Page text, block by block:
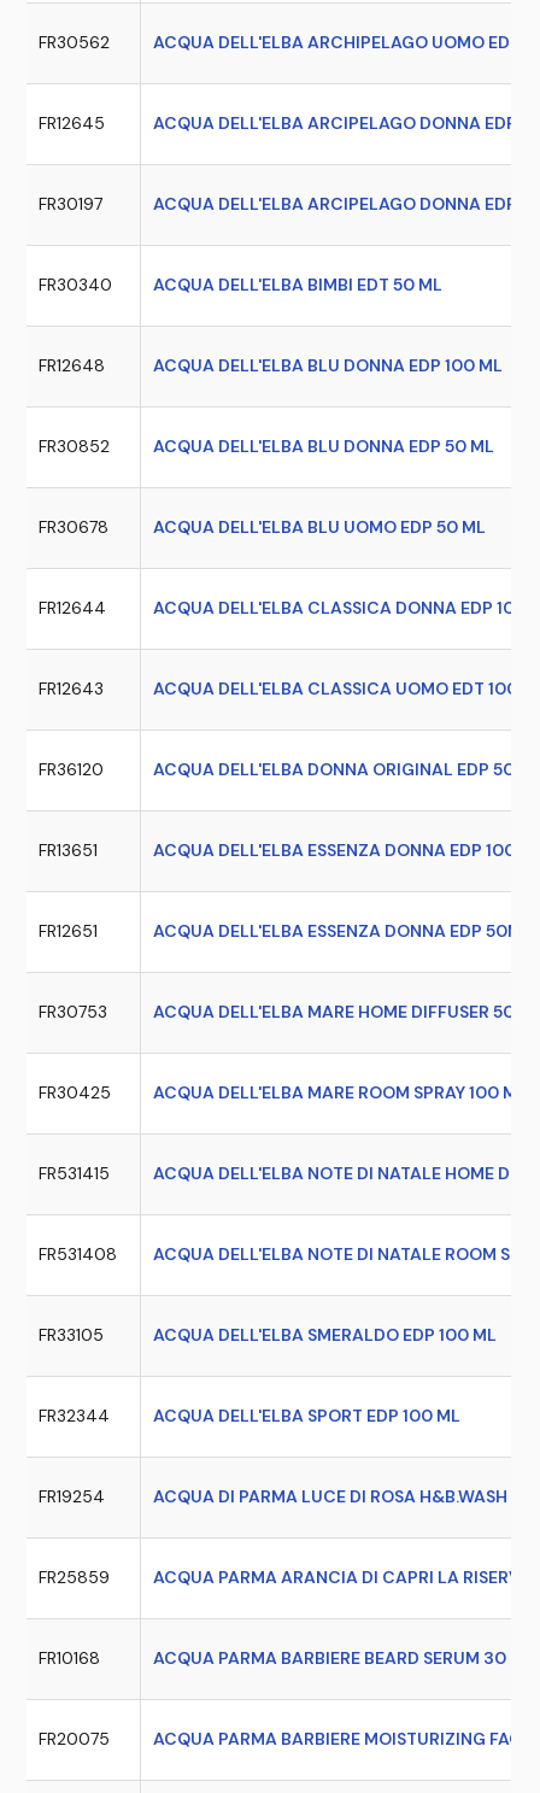
FR30562 ACQUA DELL'ELBA ARCHIPELAGO UOMO EDP
FR12645 ACQUA DELL'ELBA ARCIPELAGO DONNA EDP
FR30197 ACQUA DELL'ELBA ARCIPELAGO DONNA EDP
FR30340 ACQUA DELL'ELBA BIMBI EDT 50 ML
FR12648 ACQUA DELL'ELBA BLU DONNA EDP 100 ML
FR30852 ACQUA DELL'ELBA BLU DONNA EDP 50 ML
FR30678 ACQUA DELL'ELBA BLU UOMO EDP 50 ML
FR12644 ACQUA DELL'ELBA CLASSICA DONNA EDP 100
FR12643 ACQUA DELL'ELBA CLASSICA UOMO EDT 100
FR36120 ACQUA DELL'ELBA DONNA ORIGINAL EDP 50
FR13651 ACQUA DELL'ELBA ESSENZA DONNA EDP 100
FR12651 ACQUA DELL'ELBA ESSENZA DONNA EDP 50ML
FR30753 ACQUA DELL'ELBA MARE HOME DIFFUSER 500
FR30425 ACQUA DELL'ELBA MARE ROOM SPRAY 100 ML
FR531415 ACQUA DELL'ELBA NOTE DI NATALE HOME
FR531408 ACQUA DELL'ELBA NOTE DI NATALE ROOM
FR33105 ACQUA DELL'ELBA SMERALDO EDP 100 ML
FR32344 ACQUA DELL'ELBA SPORT EDP 100 ML
FR19254 ACQUA DI PARMA LUCE DI ROSA H&B.WASH
FR25859 ACQUA PARMA ARANCIA DI CAPRI LA RISERVA
FR10168 ACQUA PARMA BARBIERE BEARD SERUM 30 ML
FR20075 ACQUA PARMA BARBIERE MOISTURIZING